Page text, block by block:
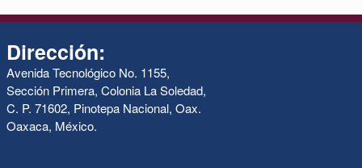
Dirección:
Avenida Tecnológico No. 1155,
Sección Primera, Colonia La Soledad,
C. P. 71602, Pinotepa Nacional, Oax.
Oaxaca, México.